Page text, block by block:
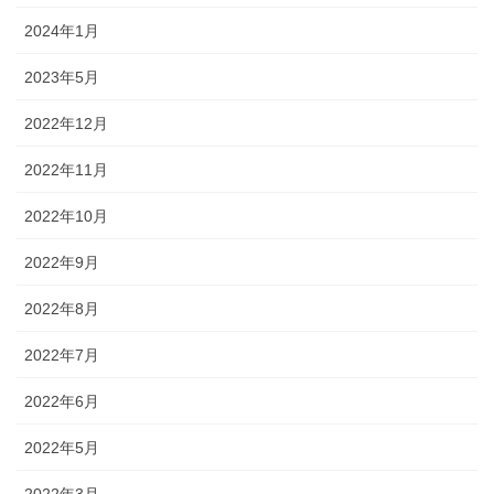
2024年1月
2023年5月
2022年12月
2022年11月
2022年10月
2022年9月
2022年8月
2022年7月
2022年6月
2022年5月